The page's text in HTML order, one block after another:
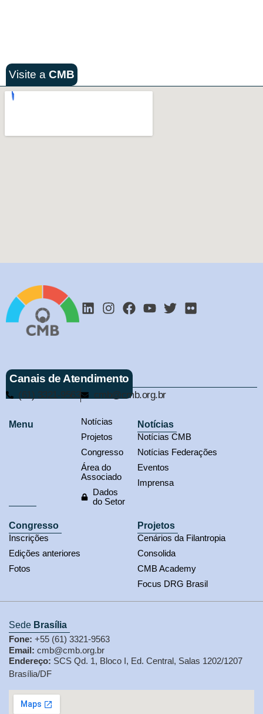
Visite a CMB
Canais de Atendimento
(61) 3321-9563 cmb@cmb.org.br
Menu
Notícias
Projetos
Congresso
Área do
Associado
Dados
do Setor
Notícias
Notícias CMB
Notícias Federações
Eventos
Imprensa
Congresso
Inscrições
Edições anteriores
Fotos
Projetos
Cenários da Filantropia
Consolida
CMB Academy
Focus DRG Brasil
Sede Brasília
Fone: +55 (61) 3321-9563
Email: cmb@cmb.org.br
Endereço: SCS Qd. 1, Bloco I, Ed. Central, Salas 1202/1207
Brasília/DF